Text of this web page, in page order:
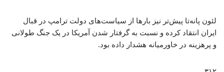
لئون پانه‌تا پیش‌تر نیز بارها از سیاست‌های دولت ترامپ در قبال
ایران انتقاد کرده و نسبت به گرفتار شدن آمریکا در یک جنگ طولانی
و پرهزینه در خاورمیانه هشدار داده بود.